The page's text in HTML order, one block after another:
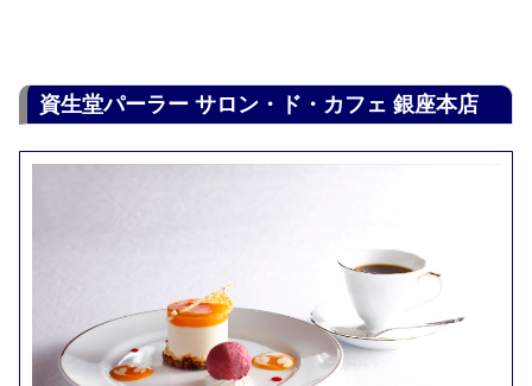
資生堂パーラー サロン・ド・カフェ 銀座本店